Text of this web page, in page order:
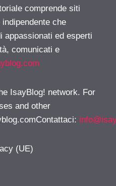
comprende siti
che
appassionati ed esperti
comunicati e
IsayBlog! network. For
and other
:
(UE)